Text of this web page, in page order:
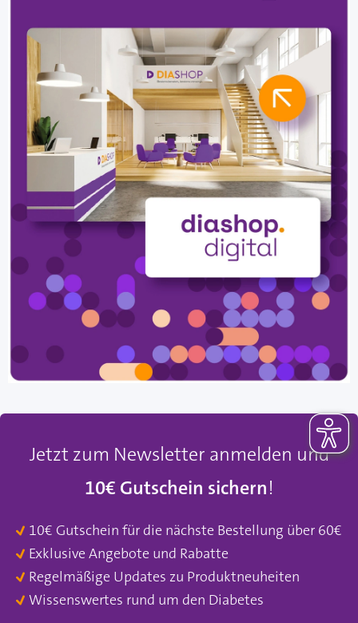
Jetzt zum Newsletter anmelden und
10€ Gutschein sichern!
10€ Gutschein für die nächste Bestellung über 60€
Exklusive Angebote und Rabatte
Regelmäßige Updates zu Produktneuheiten
Wissenswertes rund um den Diabetes